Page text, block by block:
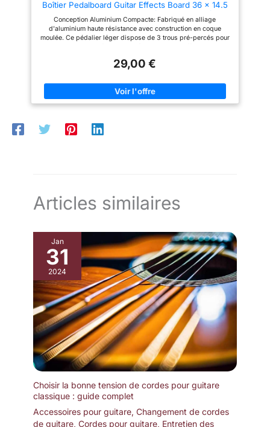
Boîtier Pedalboard Guitar Effects Board 36 x 14.5
x 5 cm, Pedal Tape, Serre-Câbles, Patch Câble
Noir QPB-10
Conception Aluminium Compacte: Fabriqué en alliage
d'aluminium haute résistance avec construction en coque
moulée. Ce pédalier léger dispose de 3 trous pré-percés pour
Inclut tout le nécessaire pour commencer: 1 x pédalier, 2 x
les musiciens recherchant une solution tout-en-un Stabilité et
Protection Améliorées: Quatre pieds en caoutchouc aux coins
offrent une performance anti-dérapante supérieure pendant les
Nomade: Avec des dimensions de 36 x 14.5 x 5 cm et un poids
de seulement 0,6 kg, ce pédalier compact est conçu pour 3-4
29,00 €
Articles similaires
Jan
31
2024
Choisir la bonne tension de cordes pour guitare
classique : guide complet
Accessoires pour guitare, Changement de cordes
de guitare, Cordes pour guitare, Entretien des